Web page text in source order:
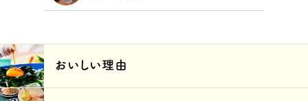
おいしい理由